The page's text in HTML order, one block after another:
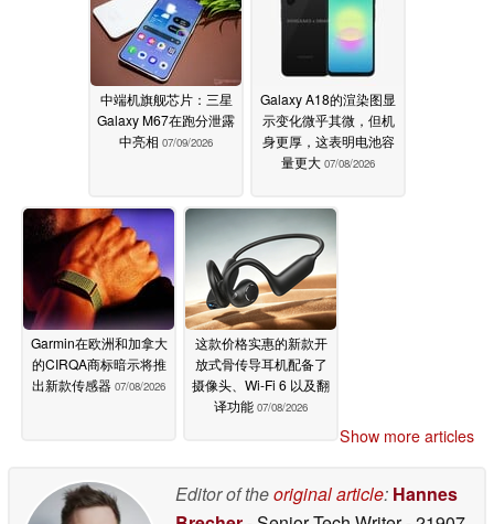
中端机旗舰芯片：三星
Galaxy M67在跑分泄露
中亮相 07/09/2026
Galaxy A18的渲染图显
示变化微乎其微，但机
身更厚，这表明电池容
量更大 07/08/2026
Garmin在欧洲和加拿大
的CIRQA商标暗示将推
出新款传感器 07/08/2026
这款价格实惠的新款开
放式骨传导耳机配备了
摄像头、Wi-Fi 6 以及翻
译功能 07/08/2026
Show more articles
Editor of theoriginal article: Hannes